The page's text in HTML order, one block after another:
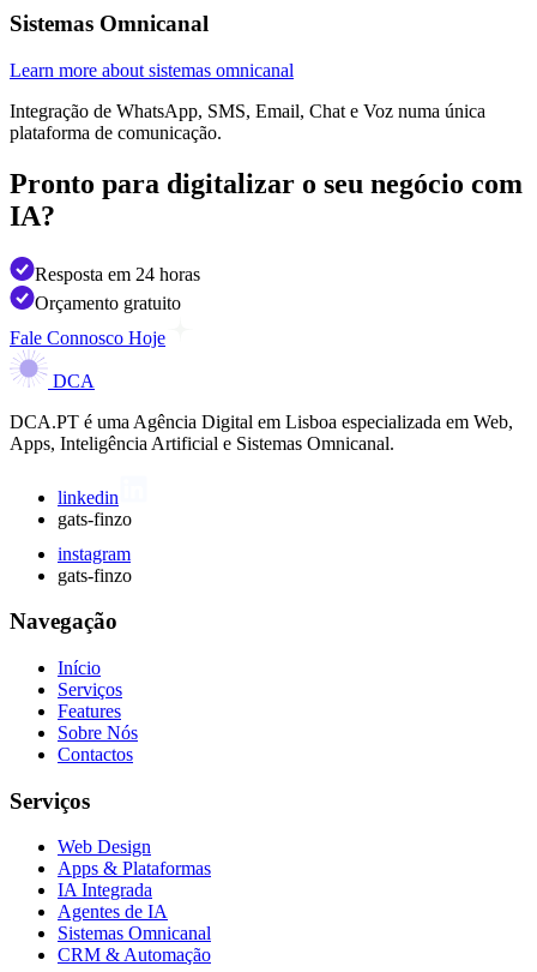
Sistemas Omnicanal
Learn more about sistemas omnicanal
Integração de WhatsApp, SMS, Email, Chat e Voz numa única
plataforma de comunicação.
Pronto para digitalizar o seu negócio com
IA?
Resposta em 24 horas
Orçamento gratuito
Fale Connosco Hoje
DCA
DCA.PT é uma Agência Digital em Lisboa especializada em Web,
Apps, Inteligência Artificial e Sistemas Omnicanal.
linkedin
gats-finzo
instagram
gats-finzo
Navegação
Início
Serviços
Features
Sobre Nós
Contactos
Serviços
Web Design
Apps & Plataformas
IA Integrada
Agentes de IA
Sistemas Omnicanal
CRM & Automação